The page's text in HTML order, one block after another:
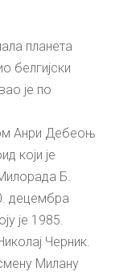
планета
белгијски
је по
Анри Дебеоњ
који је
Б.
децембра
је 1985.
Черник.
Милану